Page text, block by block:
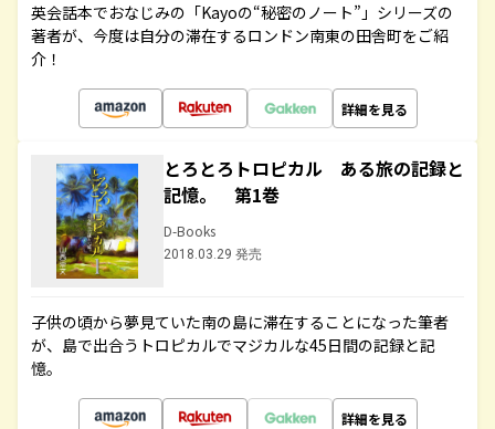
英会話本でおなじみの「Kayoの“秘密のノート”」シリーズの
著者が、今度は自分の滞在するロンドン南東の田舎町をご紹
介！
詳細を見る
とろとろトロピカル ある旅の記録と
記憶。 第1巻
D-Books
2018.03.29 発売
子供の頃から夢見ていた南の島に滞在することになった筆者
が、島で出合うトロピカルでマジカルな45日間の記録と記
憶。
詳細を見る